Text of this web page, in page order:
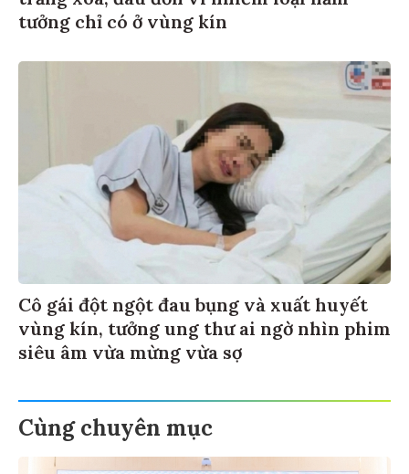
tưởng chỉ có ở vùng kín
Cô gái đột ngột đau bụng và xuất huyết
vùng kín, tưởng ung thư ai ngờ nhìn phim
siêu âm vừa mừng vừa sợ
Cùng chuyên mục